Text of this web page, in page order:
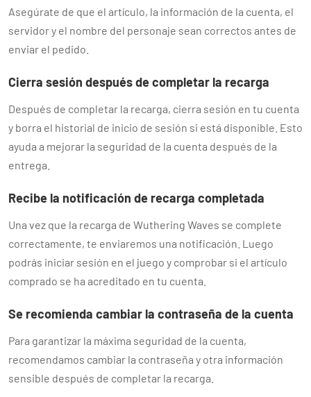
Asegúrate de que el artículo, la información de la cuenta, el
servidor y el nombre del personaje sean correctos antes de
enviar el pedido.
Cierra sesión después de completar la recarga
Después de completar la recarga, cierra sesión en tu cuenta
y borra el historial de inicio de sesión si está disponible. Esto
ayuda a mejorar la seguridad de la cuenta después de la
entrega.
Recibe la notificación de recarga completada
Una vez que la recarga de Wuthering Waves se complete
correctamente, te enviaremos una notificación. Luego
podrás iniciar sesión en el juego y comprobar si el artículo
comprado se ha acreditado en tu cuenta.
Se recomienda cambiar la contraseña de la cuenta
Para garantizar la máxima seguridad de la cuenta,
recomendamos cambiar la contraseña y otra información
sensible después de completar la recarga.